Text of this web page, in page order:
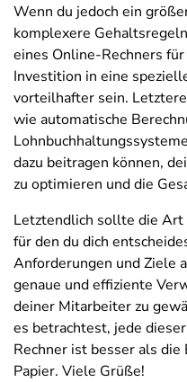
Wenn du jedoch ein
komplexere
eines Online-Rechners
Investition in eine
vorteilhafter sein.
wie automatische
dazu beitragen können,
zu optimieren und die
Letztendlich sollte die
für den du dich
Anforderungen und Ziele
genaue und effiziente
deiner Mitarbeiter zu
es betrachtest, jede
Rechner ist besser als
Papier. Viele Grüße!